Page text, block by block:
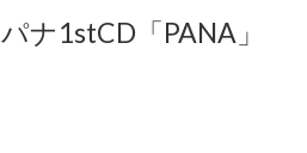
パナ1stCD「PANA」